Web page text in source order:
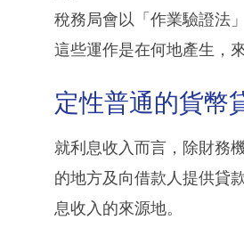
稅務局會以「作業驗證法
這些運作是在何地產生，
定性普通的貨幣
就利息收入而言，除財務
的地方及向借款人提供貸
息收入的來源地。